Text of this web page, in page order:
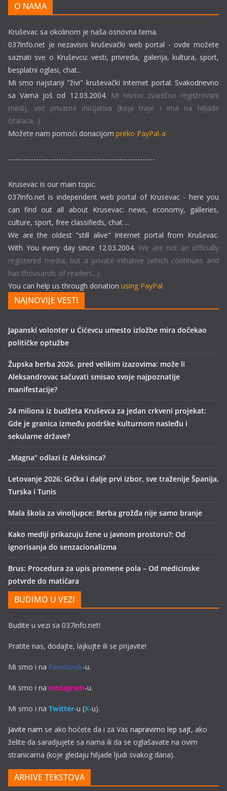
O NAMA
Kruševac sa okolinom je naša osnovna tema.
037info.net je nezavisni kruševački web portal - ovde možete
saznati sve o Kruševcu: vesti, privreda, galerija, kultura, sport,
besplatni oglasi, chat...
Mi smo najstariji "živi" kruševački Internet portal. Svakodnevno
sa Vama još od 12.03.2004. Mi nismo zvanično registrovani
medij, već privatna inicijativa (koja traje i ima na hiljade
čitalaca...).
Možete nam pomoći donacijom preko PayPal-a
----------------------------------------------------------
Krusevac is our main topic.
037info.net is independent web portal of Krusevac - here you
can find out all about Krusevac: news, economy, galleries,
culture, sport, free classifieds, chat ...
We are the oldest "still alive" Internet portal from Kruševac.
With You every day since 12.03.2004. We are not an officially
registered media, but a private initiative (which continues and
has thousands of readers...).
You can help us through donation using PayPal
NAJNOVIJE VESTI
Japanski volonter u Ćićevcu umesto izložbe mira dočekao
političke optužbe
Župska berba 2026. pred velikim izazovima: može li
Aleksandrovac sačuvati smisao svoje najpoznatije
manifestacije?
24 miliona iz budžeta Kruševca za jedan crkveni projekat:
Gde je granica između podrške kulturnom nasleđu i
sekularne države?
„Magna“ odlazi iz Aleksinca?
Letovanje 2026: Grčka i dalje prvi izbor, sve traženije Španija,
Turska i Tunis
Mala škola za vinoljupce: Berba grožđa nije samo branje
Kako mediji prikazuju žene u javnom prostoru?: Od
ignorisanja do senzacionalizma
Brus: Procedura za upis promene pola – Od medicinske
potvrde do matičara
BUDIMO U VEZI
Budite u vezi sa 037info.net!
Pratite nas, dodajte, lajkujte ili se prijavite!
Mi smo i na Facebook-u.
Mi smo i na Instagram-u.
Mi smo i na Twitter-u (X-u).
Javite nam se ako hoćete da i za Vas napravimo lep sajt, ako
želite da saradjujete sa nama ili da se oglašavate na ovim
stranicama (koje gledaju hiljade ljudi svakog dana).
ARHIVE TEKSTOVA